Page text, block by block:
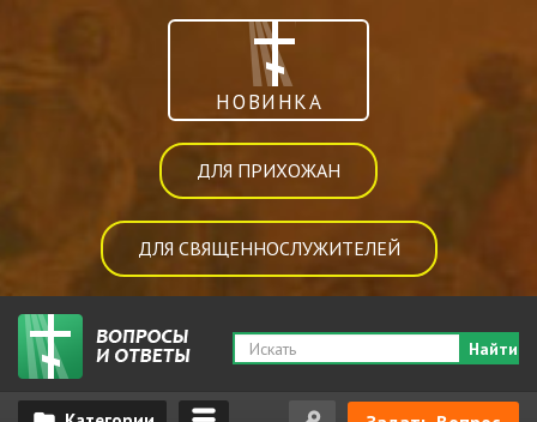
НОВИНКА
ДЛЯ ПРИХОЖАН
ДЛЯ СВЯЩЕННОСЛУЖИТЕЛЕЙ
Найти